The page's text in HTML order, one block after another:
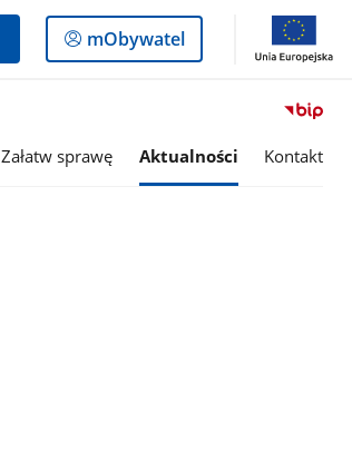
Logowanie
do
mObywatel
Załatw sprawę Aktualności Kontakt